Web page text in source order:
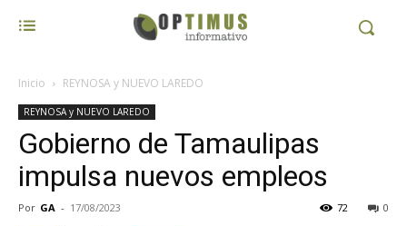
Inicio REYNOSA y NUEVO LAREDO
REYNOSA y NUEVO LAREDO
Gobierno de Tamaulipas
impulsa nuevos empleos
Por GA - 17/08/2023 0
72